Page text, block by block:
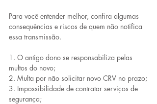
Para você entender melhor, confira algumas
consequências e riscos de quem não notifica
essa transmissão.
1. O antigo dono se responsabiliza pelas
multos do novo;
2. Multa por não solicitar novo CRV no prazo;
3. Impossibilidade de contratar serviços de
segurança;